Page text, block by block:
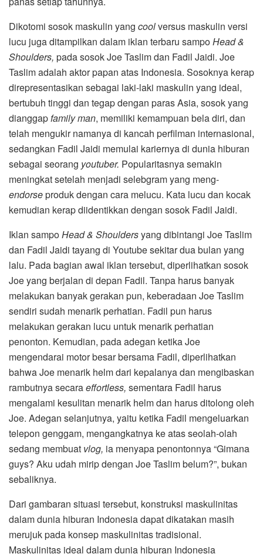
Dikotomi sosok maskulin yang coolversus maskulin versi
lucu juga ditampilkan dalam iklan terbaru sampoHead &
Shoulders, pada sosok Joe Taslim dan Fadil Jaidi. Joe
Taslim adalah aktor papan atas Indonesia. Sosoknya kerap
direpresentasikan sebagai laki-laki maskulin yang ideal,
bertubuh tinggi dan tegap dengan paras Asia, sosok yang
dianggapfamily man, memiliki kemampuan bela diri, dan
telah mengukir namanya di kancah perfilman internasional,
sedangkan Fadil Jaidi memulai kariernya di dunia hiburan
sebagai seorang youtuber. Popularitasnya semakin
meningkat setelah menjadi selebgram yang meng-
endorseproduk dengan cara melucu. Kata lucu dan kocak
kemudian kerap diidentikkan dengan sosok Fadil Jaidi.
Iklan sampoHead & Shouldersyang dibintangi Joe Taslim
dan Fadil Jaidi tayang di Youtube sekitar dua bulan yang
lalu. Pada bagian awal iklan tersebut, diperlihatkan sosok
Joe yang berjalan di depan Fadil. Tanpa harus banyak
melakukan banyak gerakan pun, keberadaan Joe Taslim
sendiri sudah menarik perhatian. Fadil pun harus
melakukan gerakan lucu untuk menarik perhatian
penonton. Kemudian, pada adegan ketika Joe
mengendarai motor besar bersama Fadil, diperlihatkan
bahwa Joe menarik helm dari kepalanya dan mengibaskan
rambutnya secaraeffortless, sementara Fadil harus
mengalami kesulitan menarik helm dan harus ditolong oleh
Joe. Adegan selanjutnya, yaitu ketika Fadil mengeluarkan
telepon genggam, mengangkatnya ke atas seolah-olah
sedang membuat vlog, ia menyapa penontonnya “Gimana
guys? Aku udah mirip dengan Joe Taslim belum?”, bukan
sebaliknya.
Dari gambaran situasi tersebut, konstruksi maskulinitas
dalam dunia hiburan Indonesia dapat dikatakan masih
merujuk pada konsep maskulinitas tradisional.
Maskulinitas ideal dalam dunia hiburan Indonesia